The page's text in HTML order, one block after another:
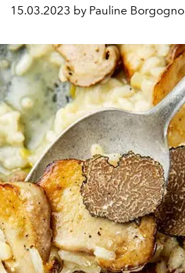
15.03.2023 by Pauline Borgogno